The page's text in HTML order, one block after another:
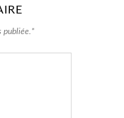
publiée.*